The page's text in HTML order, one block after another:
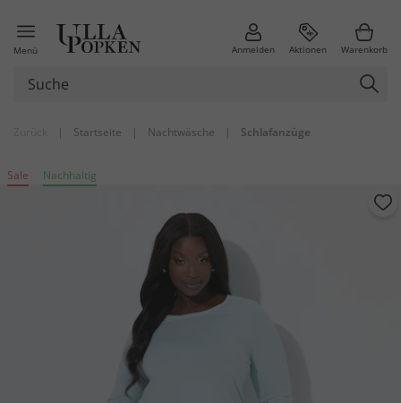
Menü Anmelden Aktionen Warenkorb
| Startseite | Nachtwäsche | Schlafanzüge
Sale Nachhaltig